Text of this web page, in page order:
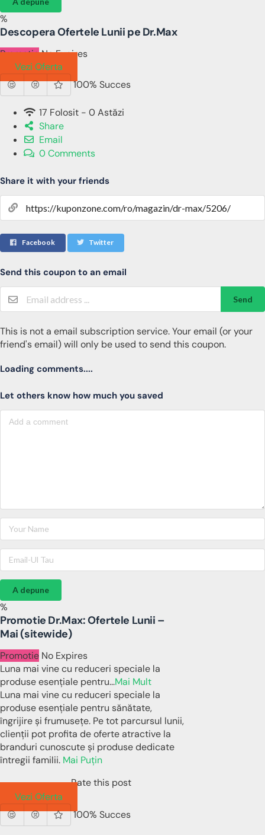
%
Descopera Ofertele Lunii pe Dr.Max
PromotieNo Expires
Vezi Oferta
100% Succes
17 Folosit - 0 Astăzi
Share
Email
0 Comments
Share it with your friends
Facebook Twitter
Send this coupon to an email
Send
This is not a email subscription service. Your email (or your
friend's email) will only be used to send this coupon.
Loading comments....
Let others know how much you saved
A depune
%
Promotie Dr.Max: Ofertele Lunii –
Mai (sitewide)
Promotie No Expires
Luna mai vine cu reduceri speciale la
produse esențiale pentru...Mai Mult
Luna mai vine cu reduceri speciale la
produse esențiale pentru sănătate,
îngrijire și frumusețe. Pe tot parcursul lunii,
clienții pot profita de oferte atractive la
branduri cunoscute și produse dedicate
întregii familii. Mai Puțin
Rate this post
Vezi Oferta
100% Succes